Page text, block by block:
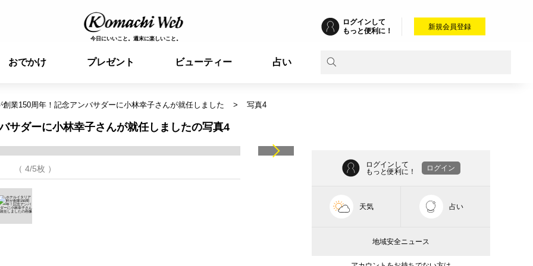
今日にいいこと。週末に楽しいこと。
ログインして
もっと便利に！
新規会員登録
おでかけ プレゼント ビューティー 占い
業150周年！記念アンバサダーに小林幸子さんが就任しました 写真4
サダーに小林幸子さんが就任しましたの写真4
（ 4/5枚 ）
ログインして
もっと便利に！
ログイン
天気 占い
地域安全ニュース